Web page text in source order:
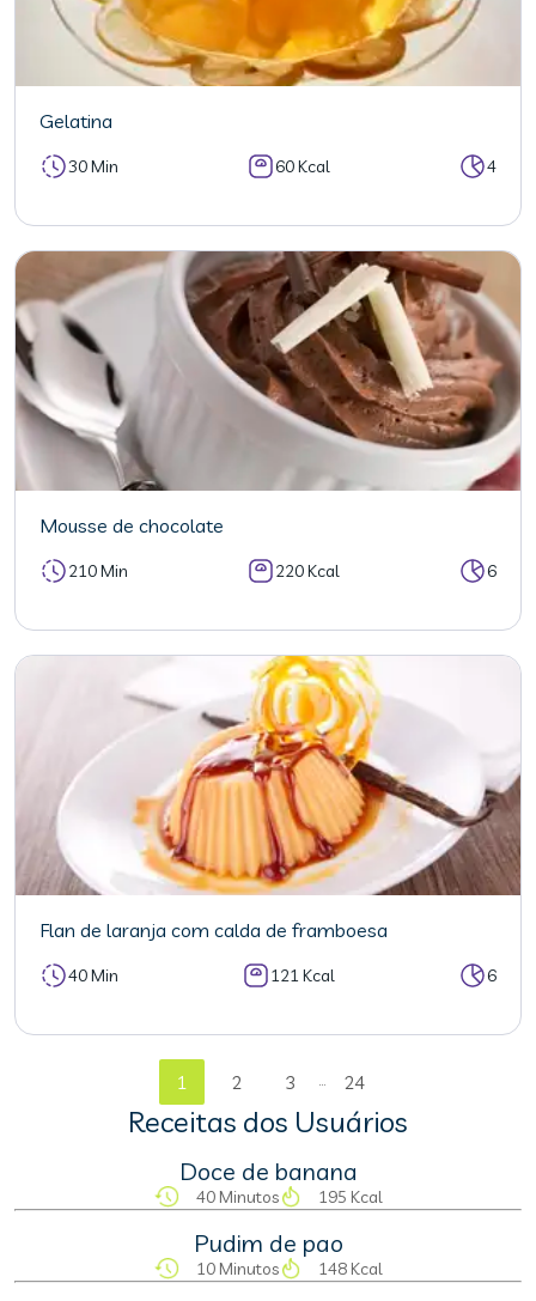
Gelatina
30 Min 60 Kcal 4
Mousse de chocolate
210 Min 220 Kcal 6
Flan de laranja com calda de framboesa
40 Min 121 Kcal 6
1 2 3 ... 24
Receitas dos Usuários
Doce de banana
40 Minutos 195 Kcal
Pudim de pao
10 Minutos 148 Kcal